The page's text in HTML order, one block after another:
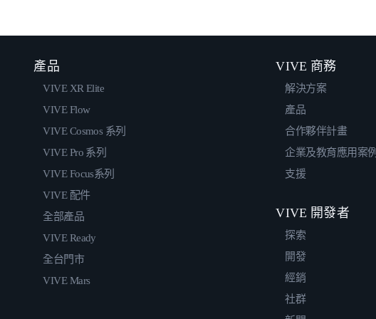
產品
VIVE XR Elite
VIVE Flow
VIVE Cosmos 系列
VIVE Pro 系列
VIVE Focus系列
VIVE 配件
全部產品
VIVE Ready
全台門市
VIVE Mars
VIVE 商務
解決方案
產品
合作夥伴計畫
企業及教育應用案例
支援
VIVE 開發者
探索
開發
經銷
社群